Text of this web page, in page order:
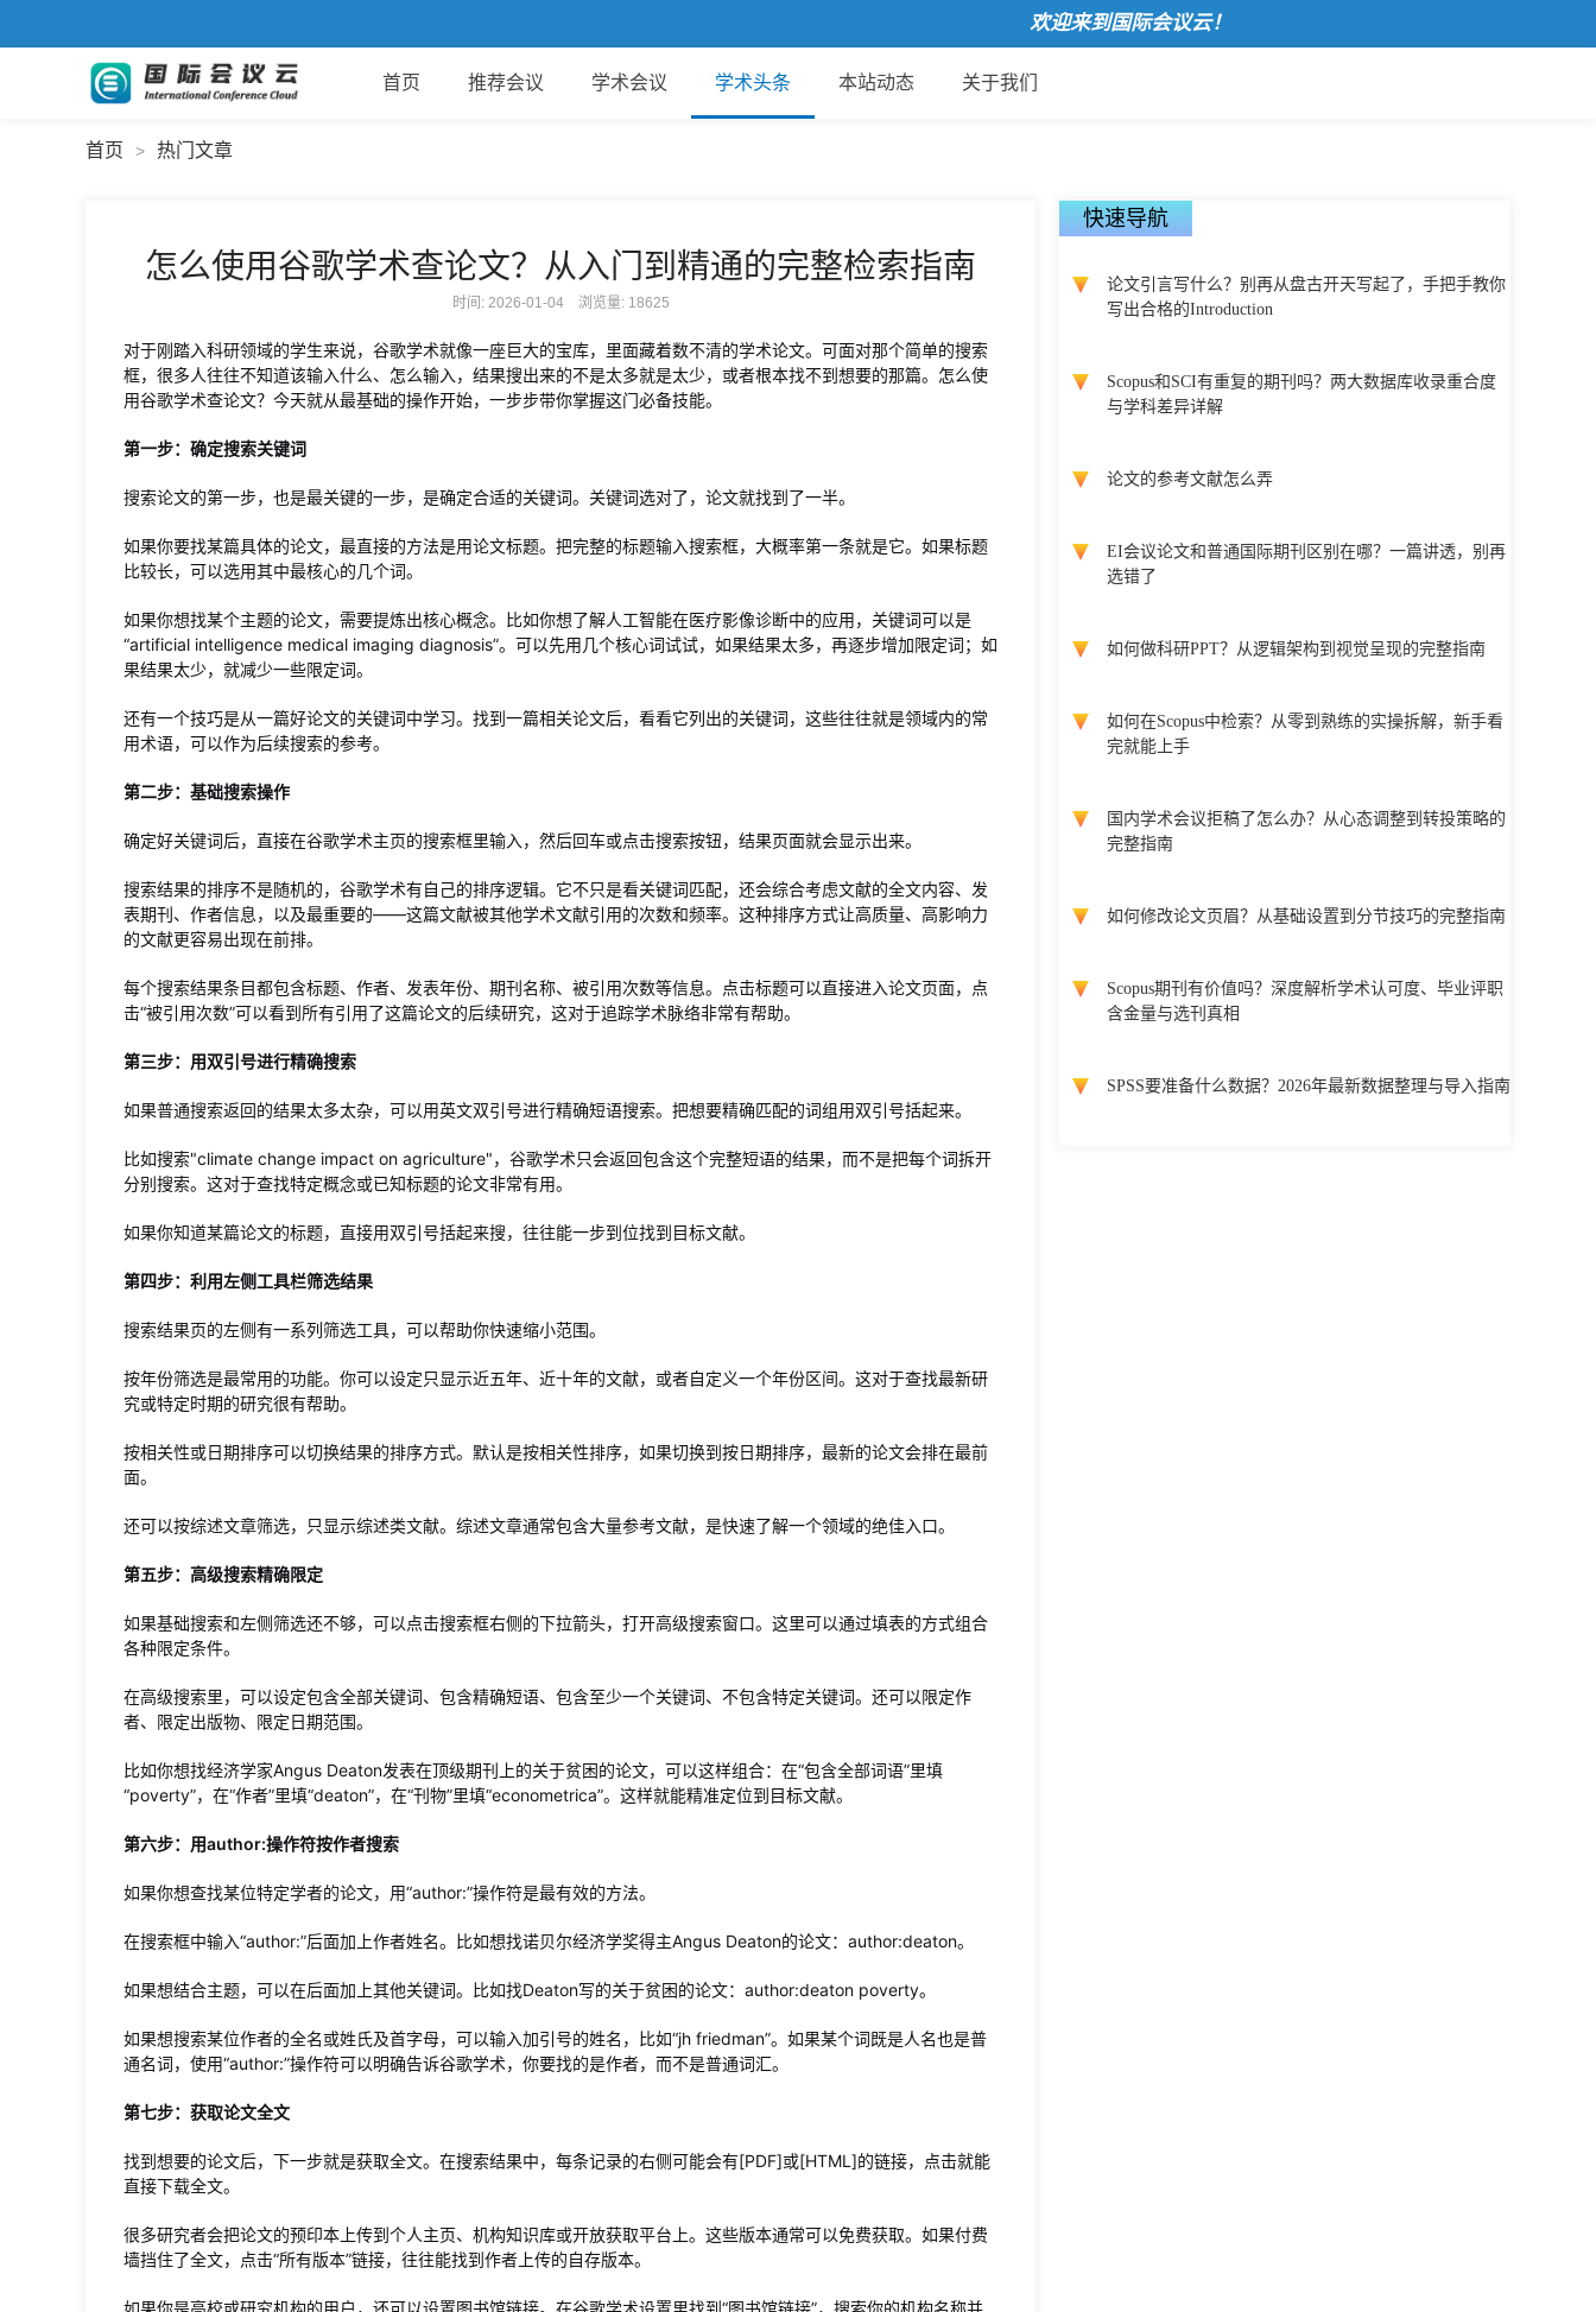
欢迎来到国际会议云！
首页 推荐会议 学术会议 学术头条 本站动态 关于我们
首页 > 热门文章
怎么使用谷歌学术查论文？从入门到精通的完整检索指南
时间: 2026-01-04 浏览量: 18625
对于刚踏入科研领域的学生来说，谷歌学术就像一座巨大的宝库，里面藏着数不清的学术论文。可面对那个简单的搜索
框，很多人往往不知道该输入什么、怎么输入，结果搜出来的不是太多就是太少，或者根本找不到想要的那篇。怎么使
用谷歌学术查论文？今天就从最基础的操作开始，一步步带你掌握这门必备技能。
第一步：确定搜索关键词
搜索论文的第一步，也是最关键的一步，是确定合适的关键词。关键词选对了，论文就找到了一半。
如果你要找某篇具体的论文，最直接的方法是用论文标题。把完整的标题输入搜索框，大概率第一条就是它。如果标题
比较长，可以选用其中最核心的几个词。
如果你想找某个主题的论文，需要提炼出核心概念。比如你想了解人工智能在医疗影像诊断中的应用，关键词可以是
“artificial intelligence medical imaging diagnosis”。可以先用几个核心词试试，如果结果太多，再逐步增加限定词；如
果结果太少，就减少一些限定词。
还有一个技巧是从一篇好论文的关键词中学习。找到一篇相关论文后，看看它列出的关键词，这些往往就是领域内的常
用术语，可以作为后续搜索的参考。
第二步：基础搜索操作
确定好关键词后，直接在谷歌学术主页的搜索框里输入，然后回车或点击搜索按钮，结果页面就会显示出来。
搜索结果的排序不是随机的，谷歌学术有自己的排序逻辑。它不只是看关键词匹配，还会综合考虑文献的全文内容、发
表期刊、作者信息，以及最重要的——这篇文献被其他学术文献引用的次数和频率。这种排序方式让高质量、高影响力
的文献更容易出现在前排。
每个搜索结果条目都包含标题、作者、发表年份、期刊名称、被引用次数等信息。点击标题可以直接进入论文页面，点
击“被引用次数”可以看到所有引用了这篇论文的后续研究，这对于追踪学术脉络非常有帮助。
第三步：用双引号进行精确搜索
如果普通搜索返回的结果太多太杂，可以用英文双引号进行精确短语搜索。把想要精确匹配的词组用双引号括起来。
比如搜索"climate change impact on agriculture"，谷歌学术只会返回包含这个完整短语的结果，而不是把每个词拆开
分别搜索。这对于查找特定概念或已知标题的论文非常有用。
如果你知道某篇论文的标题，直接用双引号括起来搜，往往能一步到位找到目标文献。
第四步：利用左侧工具栏筛选结果
搜索结果页的左侧有一系列筛选工具，可以帮助你快速缩小范围。
按年份筛选是最常用的功能。你可以设定只显示近五年、近十年的文献，或者自定义一个年份区间。这对于查找最新研
究或特定时期的研究很有帮助。
按相关性或日期排序可以切换结果的排序方式。默认是按相关性排序，如果切换到按日期排序，最新的论文会排在最前
面。
还可以按综述文章筛选，只显示综述类文献。综述文章通常包含大量参考文献，是快速了解一个领域的绝佳入口。
第五步：高级搜索精确限定
如果基础搜索和左侧筛选还不够，可以点击搜索框右侧的下拉箭头，打开高级搜索窗口。这里可以通过填表的方式组合
各种限定条件。
在高级搜索里，可以设定包含全部关键词、包含精确短语、包含至少一个关键词、不包含特定关键词。还可以限定作
者、限定出版物、限定日期范围。
比如你想找经济学家Angus Deaton发表在顶级期刊上的关于贫困的论文，可以这样组合：在“包含全部词语”里填
“poverty”，在“作者”里填“deaton”，在“刊物”里填“econometrica”。这样就能精准定位到目标文献。
第六步：用author:操作符按作者搜索
如果你想查找某位特定学者的论文，用“author:”操作符是最有效的方法。
在搜索框中输入“author:”后面加上作者姓名。比如想找诺贝尔经济学奖得主Angus Deaton的论文：author:deaton。
如果想结合主题，可以在后面加上其他关键词。比如找Deaton写的关于贫困的论文：author:deaton poverty。
如果想搜索某位作者的全名或姓氏及首字母，可以输入加引号的姓名，比如“jh friedman”。如果某个词既是人名也是普
通名词，使用“author:”操作符可以明确告诉谷歌学术，你要找的是作者，而不是普通词汇。
第七步：获取论文全文
找到想要的论文后，下一步就是获取全文。在搜索结果中，每条记录的右侧可能会有[PDF]或[HTML]的链接，点击就能
直接下载全文。
很多研究者会把论文的预印本上传到个人主页、机构知识库或开放获取平台上。这些版本通常可以免费获取。如果付费
墙挡住了全文，点击“所有版本”链接，往往能找到作者上传的自存版本。
如果你是高校或研究机构的用户，还可以设置图书馆链接。在谷歌学术设置里找到“图书馆链接”，搜索你的机构名称并
快速导航
论文引言写什么？别再从盘古开天写起了，手把手教你
写出合格的Introduction
Scopus和SCI有重复的期刊吗？两大数据库收录重合度
与学科差异详解
论文的参考文献怎么弄
EI会议论文和普通国际期刊区别在哪？一篇讲透，别再
选错了
如何做科研PPT？从逻辑架构到视觉呈现的完整指南
如何在Scopus中检索？从零到熟练的实操拆解，新手看
完就能上手
国内学术会议拒稿了怎么办？从心态调整到转投策略的
完整指南
如何修改论文页眉？从基础设置到分节技巧的完整指南
Scopus期刊有价值吗？深度解析学术认可度、毕业评职
含金量与选刊真相
SPSS要准备什么数据？2026年最新数据整理与导入指南